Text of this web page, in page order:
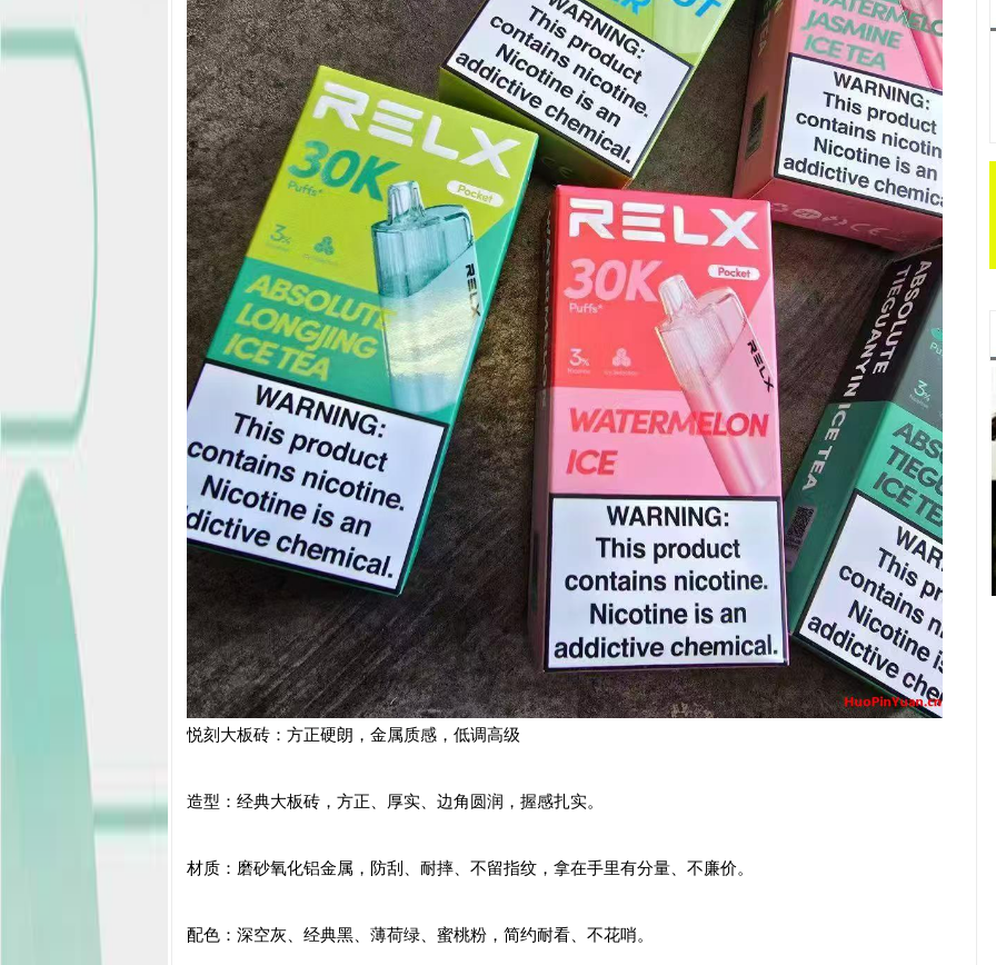
悦刻大板砖：方正硬朗，金属质感，低调高级
造型：经典大板砖，方正、厚实、边角圆润，握感扎实。
材质：磨砂氧化铝金属，防刮、耐摔、不留指纹，拿在手里有分量、不廉价。
配色：深空灰、经典黑、薄荷绿、蜜桃粉，简约耐看、不花哨。